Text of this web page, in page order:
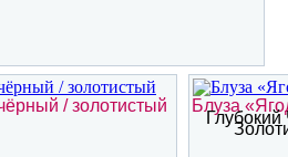
/ золотистый Блуза